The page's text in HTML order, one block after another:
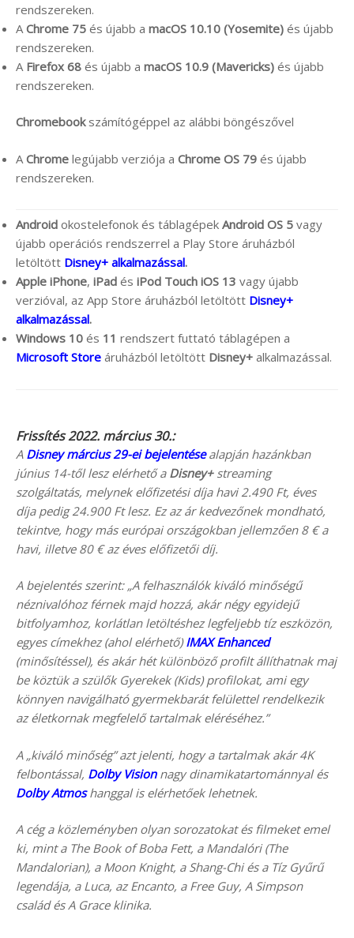
rendszereken.
A Chrome 75 és újabb a macOS 10.10 (Yosemite) és újabb
rendszereken.
A Firefox 68 és újabb a macOS 10.9 (Mavericks) és újabb
rendszereken.
Chromebook számítógéppel az alábbi böngészővel
A Chrome legújabb verziója a Chrome OS 79 és újabb
rendszereken.
Android okostelefonok és táblagépek Android OS 5 vagy
újabb operációs rendszerrel a Play Store áruházból
letöltött Disney+ alkalmazással.
Apple iPhone, iPad és iPod Touch iOS 13 vagy újabb
verzióval, az App Store áruházból letöltött Disney+
alkalmazással.
Windows 10 és 11 rendszert futtató táblagépen a
Microsoft Store áruházból letöltött Disney+ alkalmazással.
Frissítés 2022. március 30.:
A Disney március 29-ei bejelentésealapján hazánkban
június 14-től lesz elérhető a Disney+streaming
szolgáltatás, melynek előfizetési díja havi 2.490 Ft, éves
díja pedig 24.900 Ft lesz. Ez az ár kedvezőnek mondható,
tekintve, hogy más európai országokban jellemzően 8 € a
havi, illetve 80 € az éves előfizetői díj.
A bejelentés szerint: „A felhasználók kiváló minőségű
néznivalóhoz férnek majd hozzá, akár négy egyidejű
bitfolyamhoz, korlátlan letöltéshez legfeljebb tíz eszközön,
egyes címekhez (ahol elérhető)IMAX Enhanced
(minősítéssel), és akár hét különböző profilt állíthatnak maj
be köztük a szülők Gyerekek (Kids) profilokat, ami egy
könnyen navigálható gyermekbarát felülettel rendelkezik
az életkornak megfelelő tartalmak eléréséhez.”
A „kiváló minőség” azt jelenti, hogy a tartalmak akár 4K
felbontással, Dolby Visionnagy dinamikatartománnyal és
Dolby Atmoshanggal is elérhetőek lehetnek.
A cég a közleményben olyan sorozatokat és filmeket emel
ki, mint a The Book of Boba Fett, a Mandalóri (The
Mandalorian), a Moon Knight, a Shang-Chi és a Tíz Gyűrű
legendája, a Luca, az Encanto, a Free Guy, A Simpson
család és A Grace klinika.